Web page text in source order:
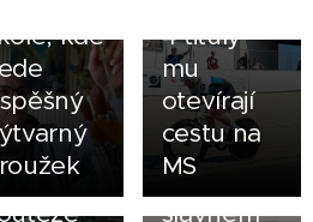
kde
4 tituly
mu
otevírají
cestu na
MS
18.07.2026
knihu o
dalším
slavném